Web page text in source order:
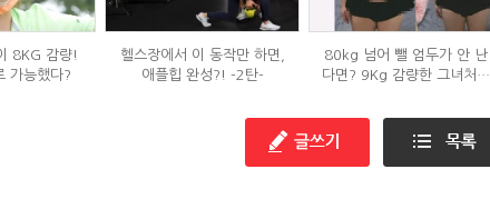
8KG 감량!
가능했다?
헬스장에서 이 동작만 하면,
애플힙 완성?! -2탄-
80kg 넘어 뺄 엄두가 안 난
다면? 9Kg 감량한 그녀처럼